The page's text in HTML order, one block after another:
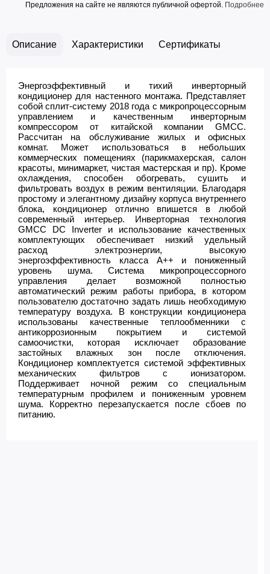
Предложения на сайте не являются публичной офертой. Подробнее
Описание Характеристики Сертификаты
Энергоэффективный и тихий инверторный
кондиционер для настенного монтажа. Представляет
собой сплит-систему 2018 года с микропроцессорным
управлением и качественным инверторным
компрессором от китайской компании GMCC.
Рассчитан на обслуживание жилых и офисных
комнат. Может использоваться в небольших
коммерческих помещениях (парикмахерская, салон
красоты, минимаркет, чистая мастерская и пр). Кроме
охлаждения, способен обогревать, сушить и
фильтровать воздух в режим вентиляции. Благодаря
простому и элегантному дизайну корпуса внутреннего
блока, кондиционер отлично впишется в любой
современный интерьер. Инверторная технология
GMCC DC Inverter и использование качественных
комплектующих обеспечивает низкий удельный
расход электроэнергии, высокую
энергоэффективность класса А++ и пониженный
уровень шума. Система микропроцессорного
управления делает возможной полностью
автоматический режим работы прибора, в котором
пользователю достаточно задать лишь необходимую
температуру воздуха. В конструкции кондиционера
использованы качественные теплообменники с
антикоррозионным покрытием и системой
самоочистки, которая исключает образование
застойных влажных зон после отключения.
Кондиционер комплектуется системой эффективных
механических фильтров с ионизатором.
Поддерживает ночной режим со специальным
температурным профилем и пониженным уровнем
шума. Корректно перезапускается после сбоев по
питанию.